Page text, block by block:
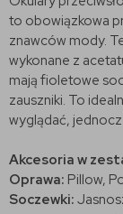
to obowiązkowa
znawców mody.
wykonane z
mają fioletowe
zauszniki. To
wyglądać,
Akcesoria w
Oprawa: Pillow,
Soczewki: